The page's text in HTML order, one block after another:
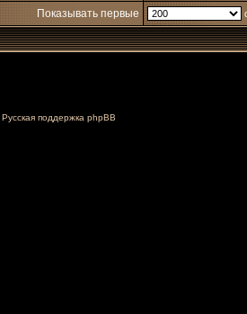
Показывать первые
Русская поддержка phpBB